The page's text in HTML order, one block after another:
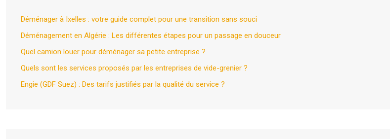
Déménager à Ixelles : votre guide complet pour une transition sans souci
Déménagement en Algérie : Les différentes étapes pour un passage en douceur
Quel camion louer pour déménager sa petite entreprise ?
Quels sont les services proposés par les entreprises de vide-grenier ?
Engie (GDF Suez) : Des tarifs justifiés par la qualité du service ?